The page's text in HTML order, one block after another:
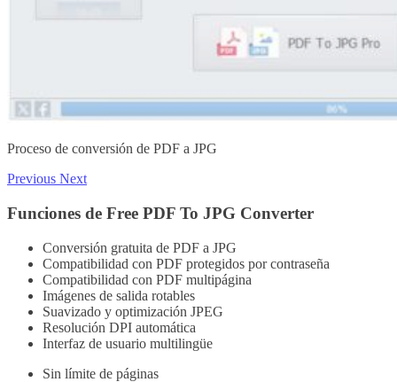
Proceso de conversión de PDF a JPG
Previous Next
Funciones de Free PDF To JPG Converter
Conversión gratuita de PDF a JPG
Compatibilidad con PDF protegidos por contraseña
Compatibilidad con PDF multipágina
Imágenes de salida rotables
Suavizado y optimización JPEG
Resolución DPI automática
Interfaz de usuario multilingüe
Sin límite de páginas